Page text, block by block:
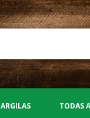
ARGILAS TODAS